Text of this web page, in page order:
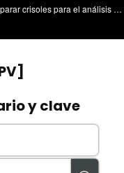
En este vídeo didáctico aprenderemos a preparar crisoles para el análisis de muestras en un DSC. En concreto, emplearemos la prensa Tzero de TA Instruments, que está pensada para usar los crisoles también denominados Tzero.